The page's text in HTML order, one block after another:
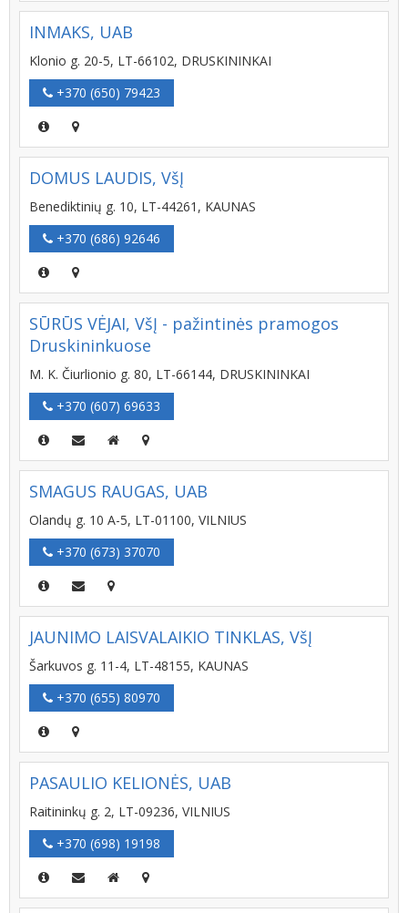
INMAKS, UAB
Klonio g. 20-5, LT-66102, DRUSKININKAI
+370 (650) 79423
DOMUS LAUDIS, VšĮ
Benediktinių g. 10, LT-44261, KAUNAS
+370 (686) 92646
SŪRŪS VĖJAI, VšĮ - pažintinės pramogos
Druskininkuose
M. K. Čiurlionio g. 80, LT-66144, DRUSKININKAI
+370 (607) 69633
SMAGUS RAUGAS, UAB
Olandų g. 10 A-5, LT-01100, VILNIUS
+370 (673) 37070
JAUNIMO LAISVALAIKIO TINKLAS, VšĮ
Šarkuvos g. 11-4, LT-48155, KAUNAS
+370 (655) 80970
PASAULIO KELIONĖS, UAB
Raitininkų g. 2, LT-09236, VILNIUS
+370 (698) 19198